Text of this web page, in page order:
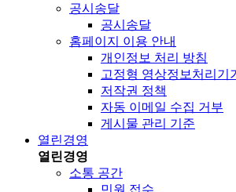
공시송달
공시송달
홈페이지 이용 안내
개인정보 처리 방침
고정형 영상정보처리기
저작권 정책
자동 이메일 수집 거부
게시물 관리 기준
열린경영
열린경영
소통 공간
민원 접수